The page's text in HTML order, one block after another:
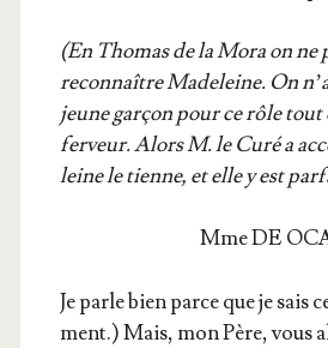
(En Tho­mas de la Mora on ne
recon­naître Made­leine. On
jeune gar­çon pour ce rôle tout
fer­veur. Alors M. le Curé a
leine le tienne, et elle y est
Mme DE
Je parle bien parce que je sais
ment.) Mais, mon Père, vous